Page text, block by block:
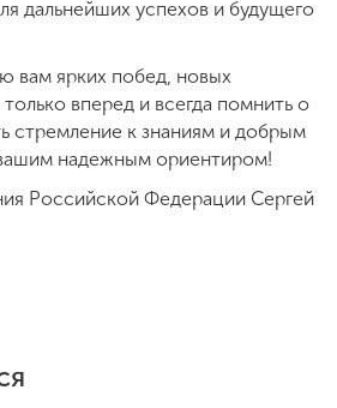
дальнейших успехов и будущего
вам ярких побед, новых
вперед и всегда помнить о
стремление к знаниям и добрым
надежным ориентиром!
Российской Федерации Сергей